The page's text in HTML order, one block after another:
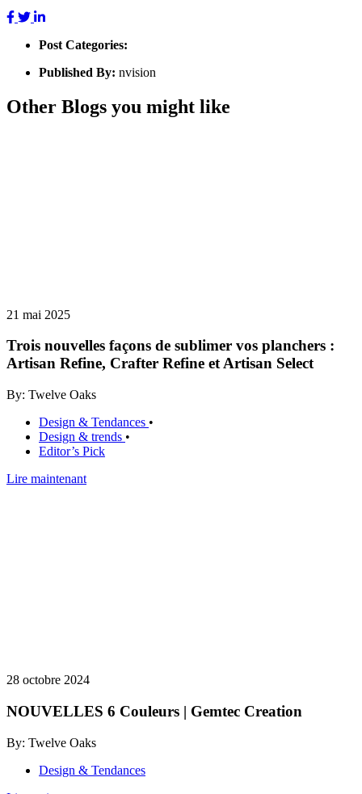
Post Categories:
Published By: nvision
Other Blogs you might like
21 mai 2025
Trois nouvelles façons de sublimer vos planchers :
Artisan Refine, Crafter Refine et Artisan Select
By: Twelve Oaks
Design & Tendances •
Design & trends •
Editor’s Pick
Lire maintenant
28 octobre 2024
NOUVELLES 6 Couleurs | Gemtec Creation
By: Twelve Oaks
Design & Tendances